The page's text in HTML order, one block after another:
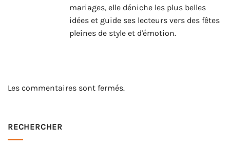
mariages, elle déniche les plus belles
idées et guide ses lecteurs vers des fêtes
pleines de style et d'émotion.
Les commentaires sont fermés.
RECHERCHER